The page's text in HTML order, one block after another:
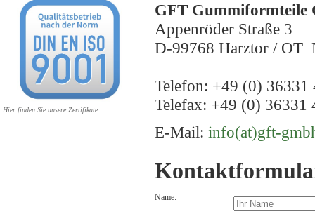
Hier finden Sie unsere Zertifikate
GFT Gummiformteile
Appenröder Straße 3
D-99768 Harztor / OT
Telefon: +49 (0) 36331
Telefax: +49 (0) 36331
E-Mail: info(at)gft-
Name: